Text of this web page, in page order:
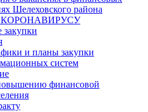
Шелеховского района
КОРОНАВИРУСУ
и планы закупки
систем
финансовой